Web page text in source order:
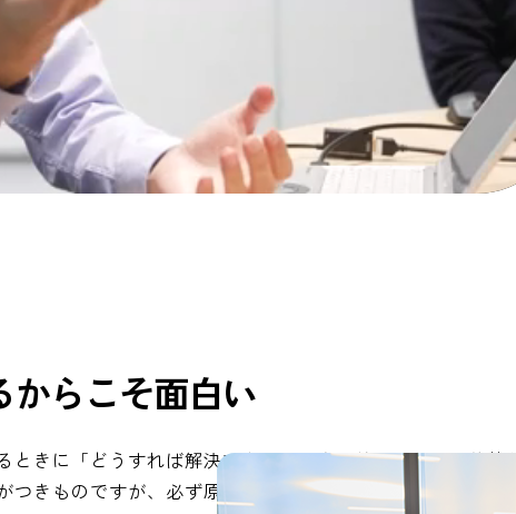
から こそ面白い
きに「どうすれば解決できるか」を一緒に考えて乗り越え
きものですが、必ず原因はあるので、チームで話し合って